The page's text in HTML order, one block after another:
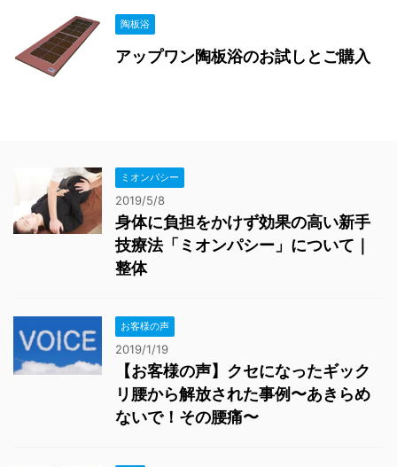
陶板浴
アップワン陶板浴のお試しとご購入
ミオンパシー
2019/5/8
身体に負担をかけず効果の高い新手
技療法「ミオンパシー」について｜
整体
お客様の声
2019/1/19
【お客様の声】クセになったギック
リ腰から解放された事例〜あきらめ
ないで！その腰痛〜